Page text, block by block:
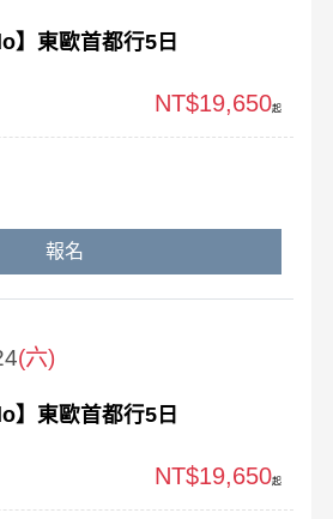
】東歐首都行5日
NT$19,650起
報名
(六)
】東歐首都行5日
NT$19,650起